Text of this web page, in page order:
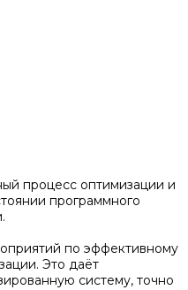
процесс оптимизации и
программного
по эффективному
Это даёт
систему, точно